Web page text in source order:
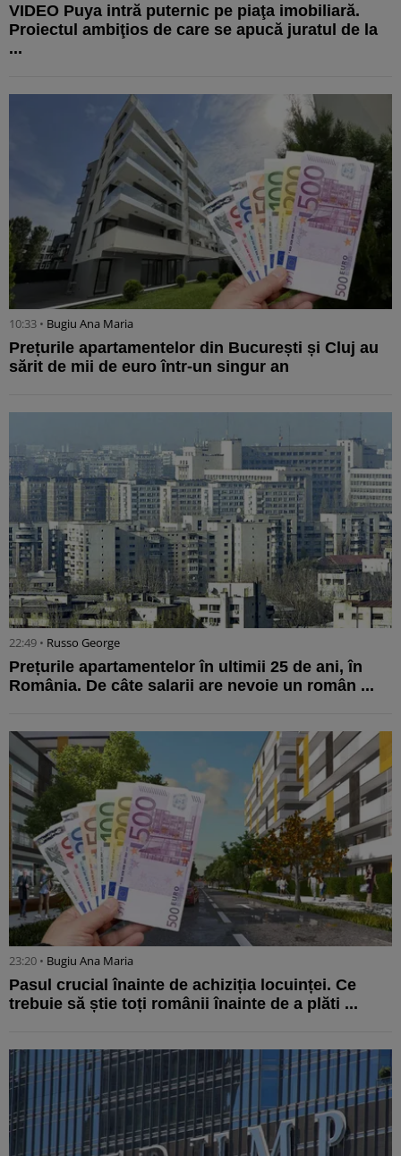
VIDEO Puya intră puternic pe piaţa imobiliară.
Proiectul ambiţios de care se apucă juratul de la
...
10:33 • Bugiu ⁠Ana Maria
Prețurile apartamentelor din București și Cluj au
sărit de mii de euro într-un singur an
22:49 • Russo George
Prețurile apartamentelor în ultimii 25 de ani, în
România. De câte salarii are nevoie un român ...
23:20 • Bugiu ⁠Ana Maria
Pasul crucial înainte de achiziția locuinței. Ce
trebuie să știe toți românii înainte de a plăti ...